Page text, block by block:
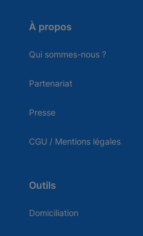
À propos
Qui sommes-nous ?
Partenariat
Presse
CGU / Mentions légales
Outils
Domiciliation